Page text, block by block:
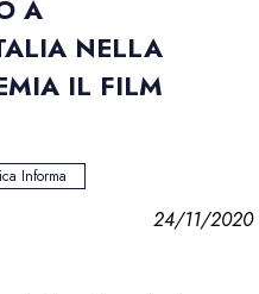
A
NELLA
IL FILM
Informa
24/11/2020